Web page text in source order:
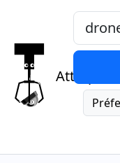
Attrap
Mots-